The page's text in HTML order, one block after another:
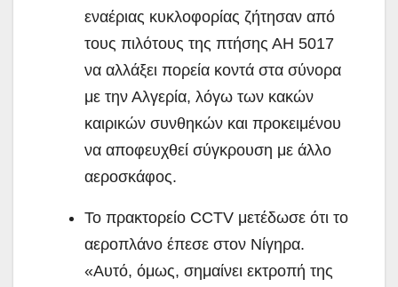
εναέριας κυκλοφορίας ζήτησαν από
τους πιλότους της πτήσης ΑΗ 5017
να αλλάξει πορεία κοντά στα σύνορα
με την Αλγερία, λόγω των κακών
καιρικών συνθηκών και προκειμένου
να αποφευχθεί σύγκρουση με άλλο
αεροσκάφος.
Το πρακτορείο CCTV μετέδωσε ότι το
αεροπλάνο έπεσε στον Νίγηρα.
«Αυτό, όμως, σημαίνει εκτροπή της